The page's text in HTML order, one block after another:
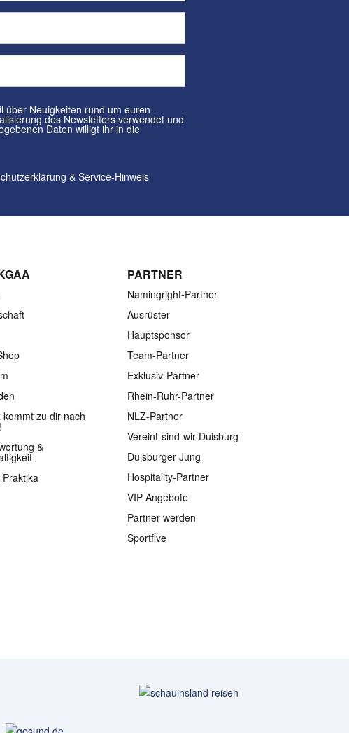
& Service-Hinweis
kommt zu dir nach
&
Praktika
PARTNER
Namingright-Partner
Ausrüster
Hauptsponsor
Team-Partner
Exklusiv-Partner
Rhein-Ruhr-Partner
NLZ-Partner
Vereint-sind-wir-Duisburg
Duisburger Jung
Hospitality-Partner
VIP Angebote
Partner werden
Sportfive